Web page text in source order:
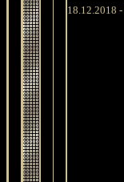
18.12.2018 -